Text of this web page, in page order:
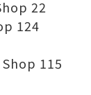
22
124
115